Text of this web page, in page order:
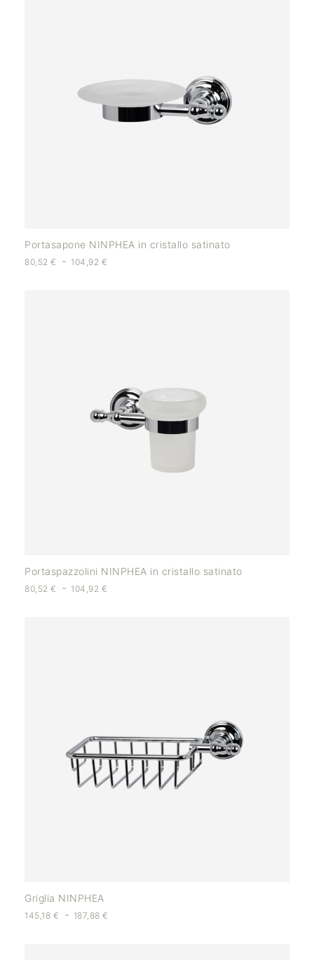
Portasapone NINPHEA in cristallo satinato
80,52 € - 104,92 €
Portaspazzolini NINPHEA in cristallo satinato
80,52 € - 104,92 €
Griglia NINPHEA
145,18 € - 187,88€